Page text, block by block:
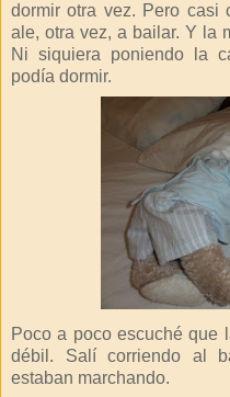
dormir otra vez. Pero casi
ale, otra vez, a bailar. Y la
Ni siquiera poniendo la
podía dormir.
Poco a poco escuché que
débil. Salí corriendo al
estaban marchando.